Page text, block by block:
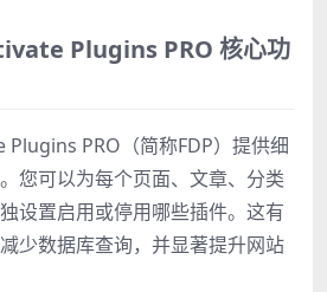
Plugins PRO 核心功
PRO（简称FDP）提供细
您可以为每个页面、文章、分类
设置启用或停用哪些插件。这有
少数据库查询，并显著提升网站